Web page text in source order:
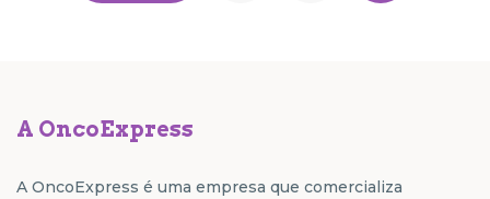
A OncoExpress
A OncoExpress é uma empresa que comercializa